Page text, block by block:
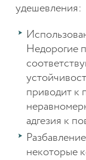
удешевления:
Недорогие
приводит к
адгезия к
некоторые